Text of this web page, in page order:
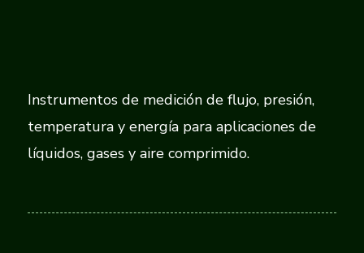
Instrumentos de medición de flujo, presión,
temperatura y energía para aplicaciones de
líquidos, gases y aire comprimido.